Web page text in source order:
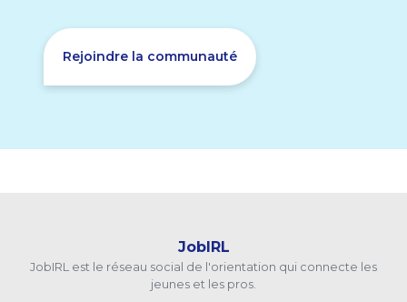
Rejoindre la communauté
JobIRL
JobIRL est le réseau social de l'orientation qui connecte les
jeunes et les pros.